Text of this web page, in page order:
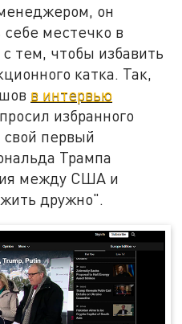
он
себе местечко в
тем, чтобы избавить
катка. Так,
в интервью
избранного
первый
Трампа
между США и
дружно".